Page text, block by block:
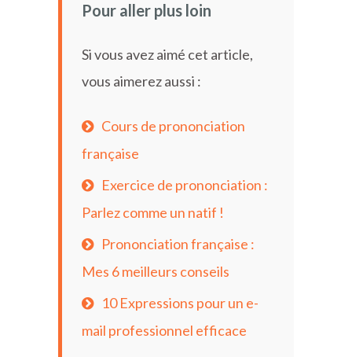
Pour aller plus loin
Si vous avez aimé cet article,
vous aimerez aussi :
Cours de prononciation
française
Exercice de prononciation :
Parlez comme un natif !
Prononciation française :
Mes 6 meilleurs conseils
10 Expressions pour un e-
mail professionnel efficace